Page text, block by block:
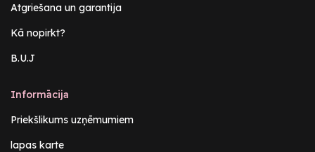
Atgriešana un garantija
Kā nopirkt?
B.U.J
Informācija
Priekšlikums uzņēmumiem
lapas karte